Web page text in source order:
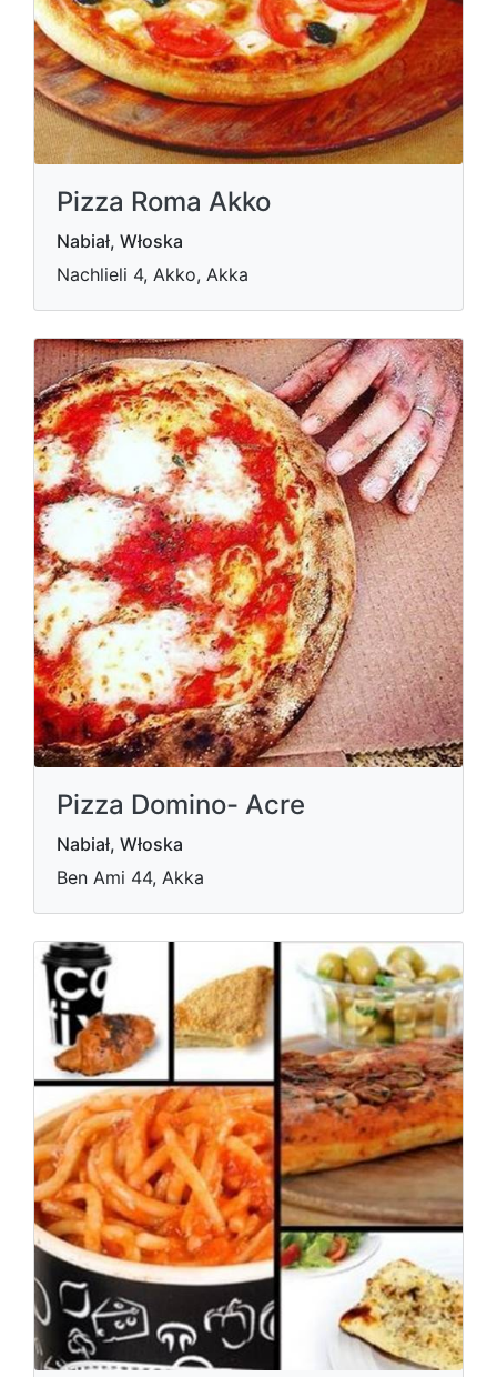
Pizza Roma Akko
Nabiał, Włoska
Nachlieli 4, Akko, Akka
Pizza Domino- Acre
Nabiał, Włoska
Ben Ami 44, Akka